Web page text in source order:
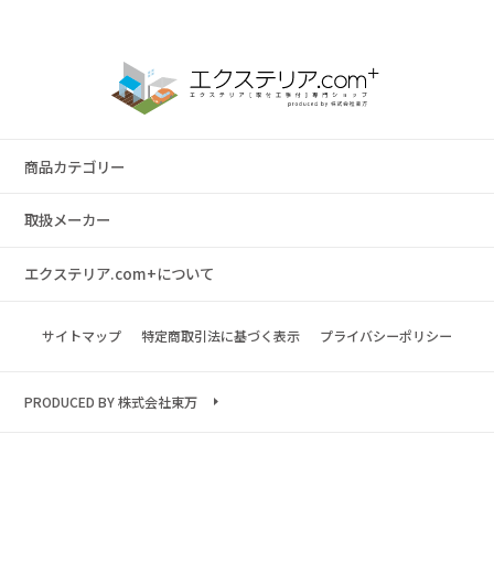
商品カテゴリー
取扱メーカー
エクステリア.com+について
サイトマップ 特定商取引法に基づく表示 プライバシーポリシー
PRODUCED BY 株式会社東万